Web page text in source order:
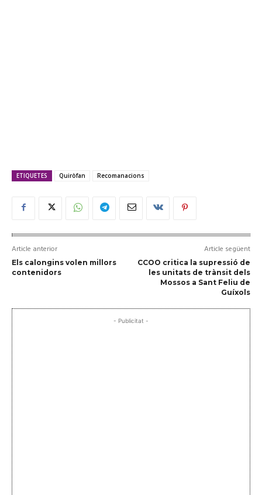
ETIQUETES Quiròfan Recomanacions
Article anterior
Els calongins volen millors
contenidors
Article següent
CCOO critica la supressió de
les unitats de trànsit dels
Mossos a Sant Feliu de
Guíxols
- Publicitat -